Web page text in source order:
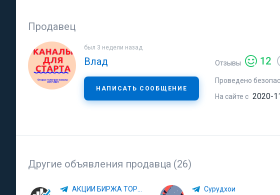
Продавец
был 3 недели назад
Влад
НАПИСАТЬ СООБЩЕНИЕ
Отзывы 12
Проведено
На сайте с 2020-
Другие объявления продавца (26)
Сурудхои